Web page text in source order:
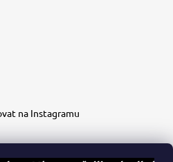
na Instagramu